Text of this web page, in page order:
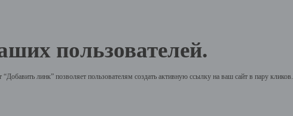
пользователей.
линк” позволяет пользователям создать активную ссылку на ваш сайт в пару кликов.